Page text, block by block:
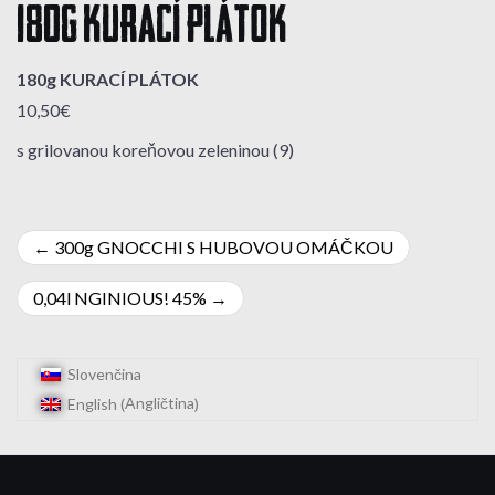
180g KURACÍ PLÁTOK
180g KURACÍ PLÁTOK
10,50€
s grilovanou koreňovou zeleninou (9)
Navigácia
v
300g GNOCCHI S HUBOVOU OMÁČKOU
0,04l NGINIOUS! 45%
Slovenčina
English (Angličtina)